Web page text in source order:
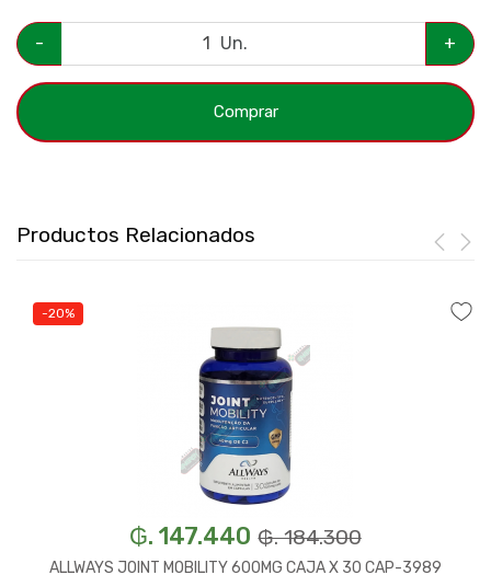
- Un. +
Comprar
Productos Relacionados
-20%
₲. 147.440 ₲. 184.300
ALLWAYS JOINT MOBILITY 600MG CAJA X 30 CAP-3989